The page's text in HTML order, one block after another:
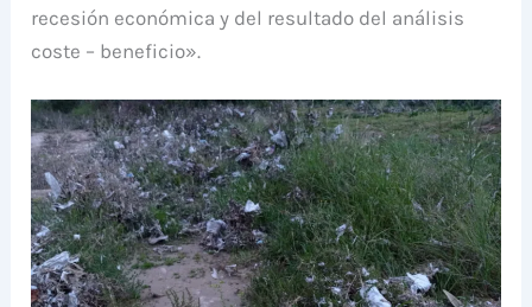
recesión económica y del resultado del análisis
coste – beneficio».